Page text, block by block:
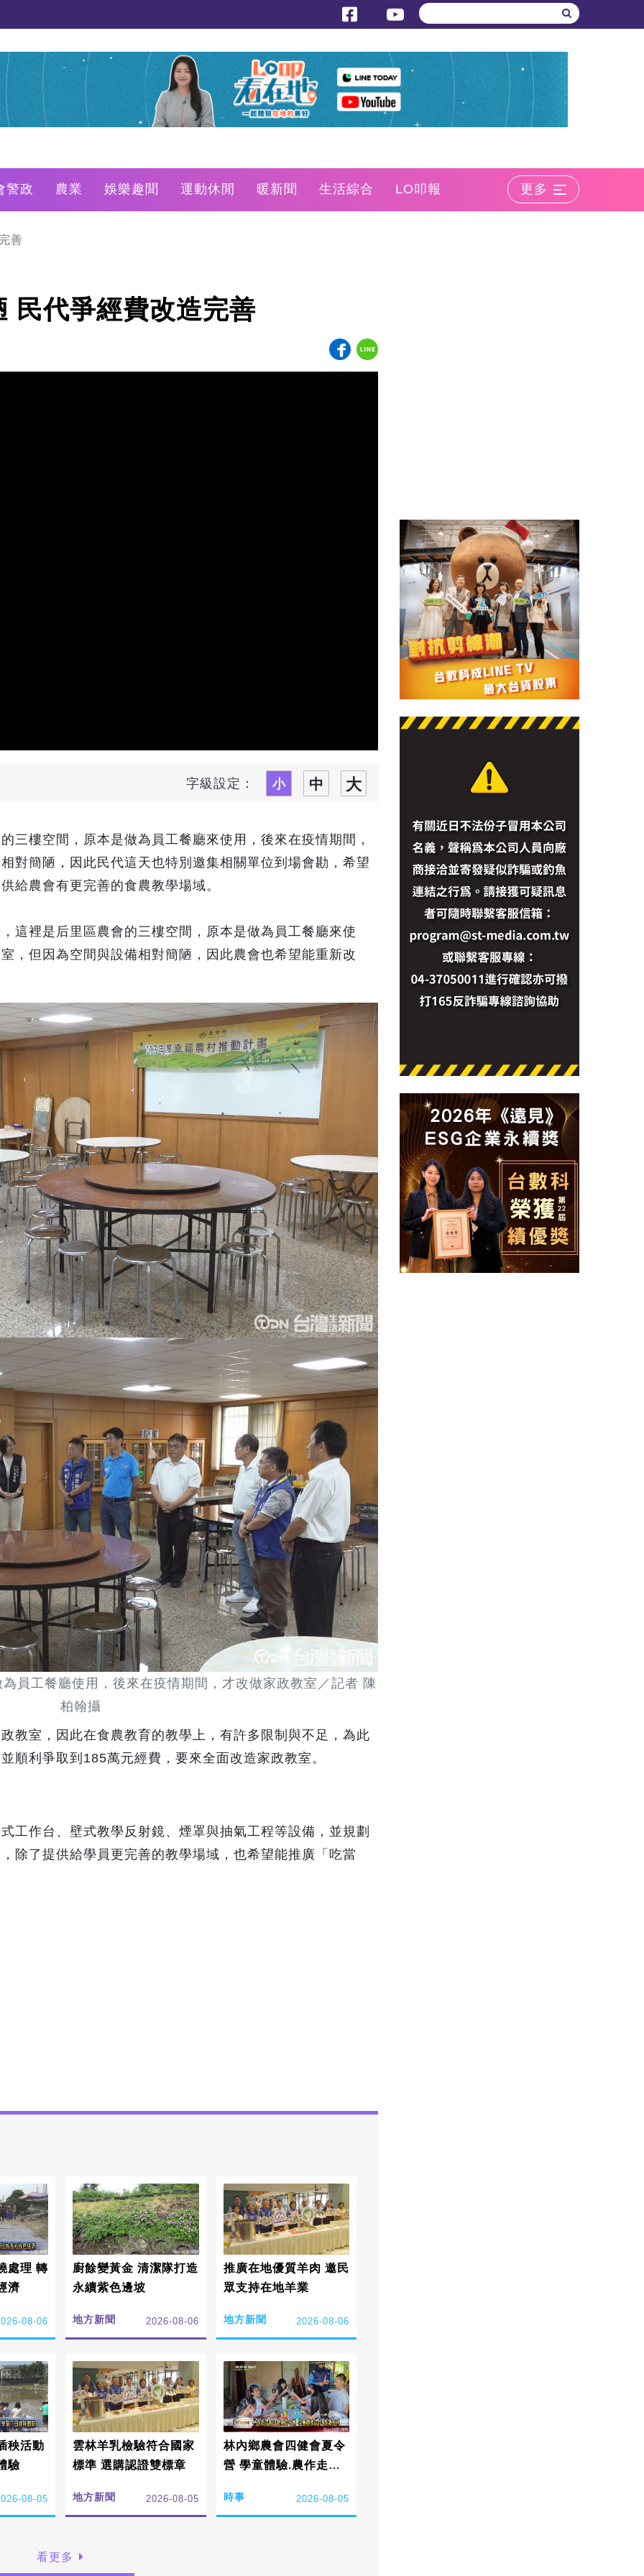
警政 農業 娛樂趣聞 運動休閒 暖新聞 生活綜合 LO叩報 更多
善
民代爭經費改造完善
字級設定：
三樓空間，原本是做為員工餐廳來使用，後來在疫情期間，
對簡陋，因此民代這天也特別邀集相關單位到場會勘，希望
給農會有更完善的食農教學場域。
這裡是后里區農會的三樓空間，原本是做為員工餐廳來使
，但因為空間與設備相對簡陋，因此農會也希望能重新改
員工餐廳使用，後來在疫情期間，才改做家政教室／記者 陳
柏翰攝
教室，因此在食農教育的教學上，有許多限制與不足，為此
順利爭取到185萬元經費，要來全面改造家政教室。
工作台、壁式教學反射鏡、煙罩與抽氣工程等設備，並規劃
除了提供給學員更完善的教學場域，也希望能推廣「吃當
處理 轉
濟
08-06
廚餘變黃金 清潔隊打造
永續紫色邊坡
地方新聞 2026-08-06
推廣在地優質羊肉 邀民
眾支持在地羊業
地方新聞 2026-08-06
秧活動
驗
08-05
雲林羊乳檢驗符合國家
標準 選購認證雙標章
地方新聞 2026-08-05
林內鄉農會四健會夏令
營 學童體驗.農作走讀
時事 2026-08-05
看更多